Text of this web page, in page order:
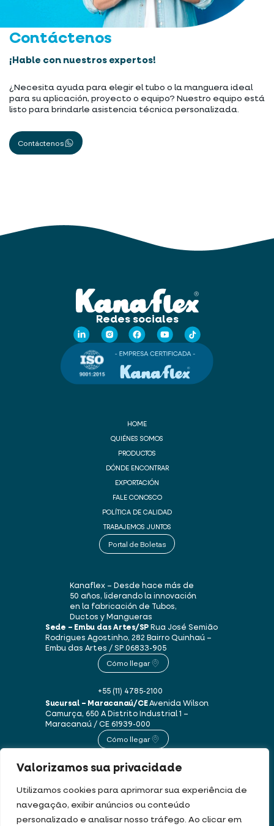
Valorizamos sua privacidade
Utilizamos cookies para aprimorar sua experiência de
navegação, exibir anúncios ou conteúdo
personalizado e analisar nosso tráfego. Ao clicar em
Contáctenos
¡Hable con nuestros expertos!
¿Necesita ayuda para elegir el tubo o la manguera ideal
para su aplicación, proyecto o equipo? Nuestro equipo está
listo para brindarle asistencia técnica personalizada.
Contáctenos
Redes sociales
HOME
QUIÉNES SOMOS
PRODUCTOS
DÓNDE ENCONTRAR
EXPORTACIÓN
FALE CONOSCO
POLÍTICA DE CALIDAD
TRABAJEMOS JUNTOS
Portal de Boletas
Kanaflex – Desde hace más de
50 años, liderando la innovación
en la fabricación de Tubos,
Ductos y Mangueras
Sede – Embu das Artes/SP Rua José Semião
Rodrigues Agostinho, 282 Bairro Quinhaú –
Embu das Artes / SP06833-905
Cómo llegar
+55 (11) 4785-2100
Sucursal – Maracanaú/CEAvenida Wilson
Camurça, 650 ADistrito Industrial 1 –
Maracanaú / CE61939-000
Cómo llegar
+55 (85) 3250-1235
Este sitio web utiliza cookies y datos personales de acuerdo con nuestros